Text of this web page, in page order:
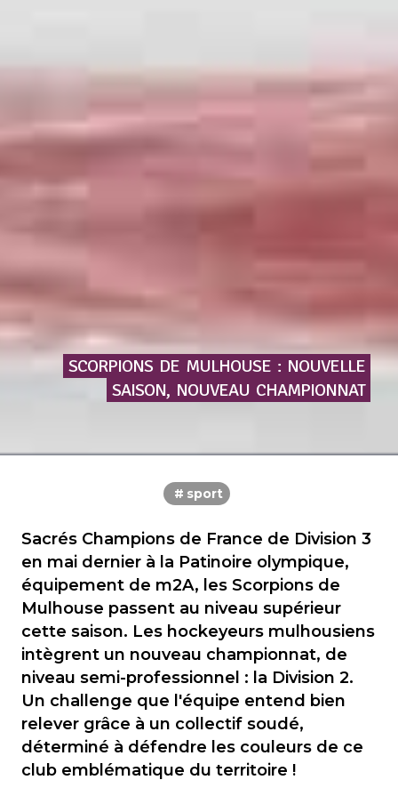
SCORPIONS DE MULHOUSE : NOUVELLE
SAISON, NOUVEAU CHAMPIONNAT
sport
Sacrés Champions de France de Division 3
en mai dernier à la Patinoire olympique,
équipement de m2A, les Scorpions de
Mulhouse passent au niveau supérieur
cette saison. Les hockeyeurs mulhousiens
intègrent un nouveau championnat, de
niveau semi-professionnel : la Division 2.
Un challenge que l'équipe entend bien
relever grâce à un collectif soudé,
déterminé à défendre les couleurs de ce
club emblématique du territoire !